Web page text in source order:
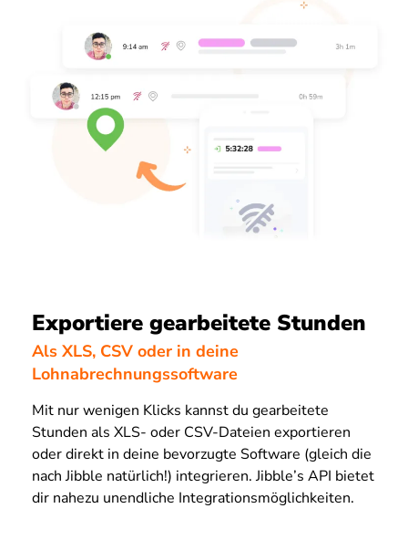
Exportiere gearbeitete Stunden
Als XLS, CSV oder in deine
Lohnabrechnungssoftware
Mit nur wenigen Klicks kannst du gearbeitete
Stunden als XLS- oder CSV-Dateien exportieren
oder direkt in deine bevorzugte Software (gleich die
nach Jibble natürlich!) integrieren. Jibble’s API bietet
dir nahezu unendliche Integrationsmöglichkeiten.